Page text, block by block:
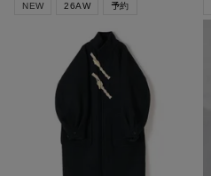
NEW 26AW 予約